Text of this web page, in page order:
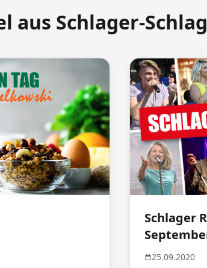
aus Schlager-
Schlager
25.09.2020